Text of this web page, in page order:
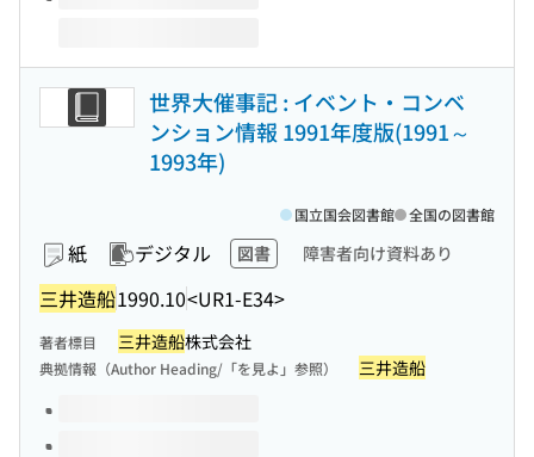
世界大催事記 : イベント・コンベ
ンション情報 1991年度版(1991～
1993年)
紙 デジタル 図書 障害者向け資料あり
三井造船1990.10<UR1-E34>
国立国会図書館 全国の図書館
著者標目 三井造船株式会社
典拠情報（Author Heading/「を見よ」参照） 三井造船
このタイトルの巻号